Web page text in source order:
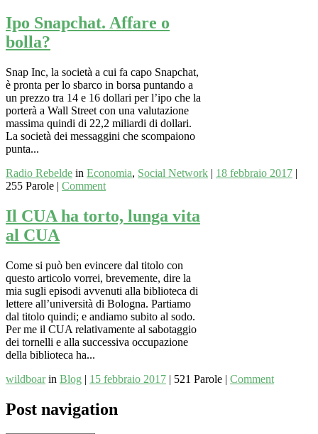
Ipo Snapchat. Affare o
bolla?
Snap Inc, la società a cui fa capo Snapchat,
è pronta per lo sbarco in borsa puntando a
un prezzo tra 14 e 16 dollari per l’ipo che la
porterà a Wall Street con una valutazione
massima quindi di 22,2 miliardi di dollari.
La società dei messaggini che scompaiono
punta...
Radio Rebelde in Economia, Social Network | 18 febbraio 2017 |
255 Parole | Comment
Il CUA ha torto, lunga vita
al CUA
Come si può ben evincere dal titolo con
questo articolo vorrei, brevemente, dire la
mia sugli episodi avvenuti alla biblioteca di
lettere all’università di Bologna. Partiamo
dal titolo quindi; e andiamo subito al sodo.
Per me il CUA relativamente al sabotaggio
dei tornelli e alla successiva occupazione
della biblioteca ha...
wildboarin Blog | 15 febbraio 2017 | 521 Parole | Comment
Post navigation